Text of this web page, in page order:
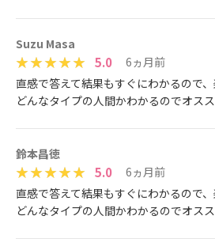
Suzu Masa
5.0
6ヵ月前
直感で答えて結果もすぐにわかるので
どんなタイプの人間かわかるのでオス
鈴本昌徳
5.0
6ヵ月前
直感で答えて結果もすぐにわかるので
どんなタイプの人間かわかるのでオス